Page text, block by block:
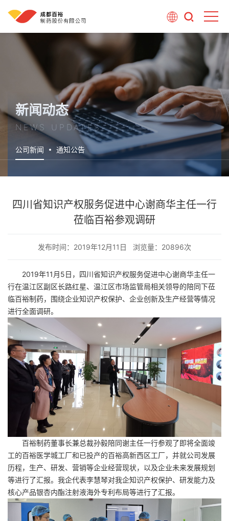
新闻动态
NEWS UPDATES
公司新闻 通知公告
四川省知识产权服务促进中心谢商华主任一行
莅临百裕参观调研
发布时间：2019年12月11日 浏览量：20896次
2019年11月5日，四川省知识产权服务促进中心谢商华主任一
行在温江区副区长路红星、温江区市场监管局相关领导的陪同下莅
临百裕制药，围绕企业知识产权保护、企业创新及生产经营等情况
进行全面调研。
百裕制药董事长兼总裁孙毅陪同谢主任一行参观了即将全面竣
工的百裕医学城工厂和已投产的百裕高新西区工厂，并就公司发展
历程，生产、研发、营销等企业经营现状，以及企业未来发展规划
等进行了汇报。我企代表李慧琴对我企知识产权保护、研发能力及
核心产品银杏内酯注射液海外专利布局等进行了汇报。